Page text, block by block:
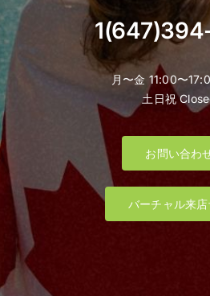
月〜金 11:00〜
土日祝
お問い合わ
バーチャル来店